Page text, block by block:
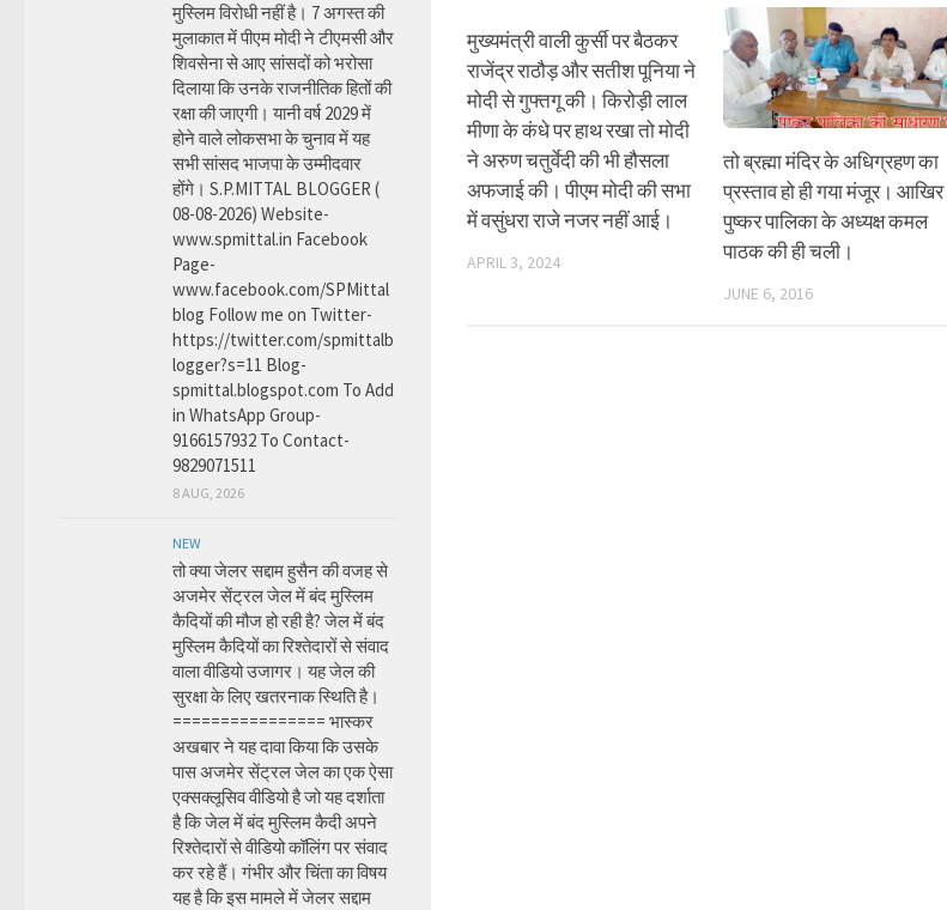
मुख्यमंत्री वाली कुर्सी पर बैठकर
राजेंद्र राठौड़ और सतीश पूनिया ने
मोदी से गुफ्तगू की। किरोड़ी लाल
मीणा के कंधे पर हाथ रखा तो मोदी
ने अरुण चतुर्वेदी की भी हौसला
अफजाई की। पीएम मोदी की सभा
में वसुंधरा राजे नजर नहीं आई।
APRIL 3, 2024
तो ब्रह्मा मंदिर के अधिग्रहण का
प्रस्ताव हो ही गया मंजूर। आखिर
पुष्कर पालिका के अध्यक्ष कमल
पाठक की ही चली।
JUNE 6, 2016
मुस्लिम विरोधी नहीं है। 7 अगस्त की
मुलाकात में पीएम मोदी ने टीएमसी और
शिवसेना से आए सांसदों को भरोसा
दिलाया कि उनके राजनीतिक हितों की
रक्षा की जाएगी। यानी वर्ष 2029 में
होने वाले लोकसभा के चुनाव में यह
सभी सांसद भाजपा के उम्मीदवार
होंगे। S.P.MITTAL BLOGGER (
08-08-2026) Website-
www.spmittal.in Facebook
Page-
www.facebook.com/SPMittal
blog Follow me on Twitter-
https://twitter.com/spmittalb
logger?s=11 Blog-
spmittal.blogspot.com To Add
in WhatsApp Group-
9166157932 To Contact-
9829071511
8 AUG, 2026
NEW
तो क्या जेलर सद्दाम हुसैन की वजह से
अजमेर सेंट्रल जेल में बंद मुस्लिम
कैदियों की मौज हो रही है? जेल में बंद
मुस्लिम कैदियों का रिश्तेदारों से संवाद
वाला वीडियो उजागर। यह जेल की
सुरक्षा के लिए खतरनाक स्थिति है।
================ भास्कर
अखबार ने यह दावा किया कि उसके
पास अजमेर सेंट्रल जेल का एक ऐसा
एक्सक्लूसिव वीडियो है जो यह दर्शाता
है कि जेल में बंद मुस्लिम कैदी अपने
रिश्तेदारों से वीडियो कॉलिंग पर संवाद
कर रहे हैं। गंभीर और चिंता का विषय
यह है कि इस मामले में जेलर सद्दाम